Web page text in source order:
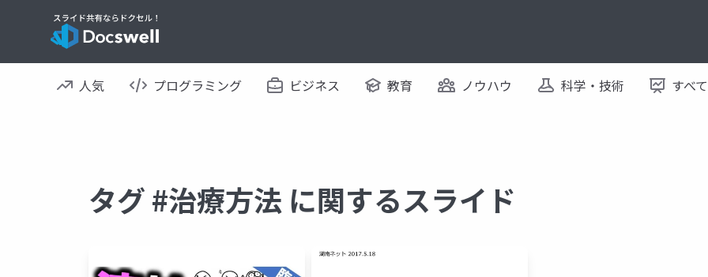
人気 プログラミング ビジネス 教育 ノウハウ 科学・技術 すべ
タグ #治療方法 に関するスライド